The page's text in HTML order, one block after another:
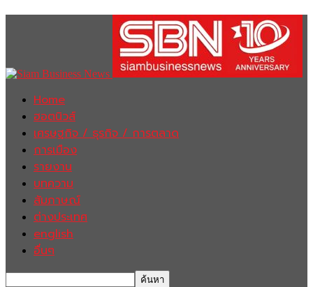
Home
ฮอตนิวส์
เศรษฐกิจ / ธุรกิจ / การตลาด
การเมือง
รายงาน
บทความ
สัมภาษณ์
ต่างประเทศ
english
อื่นๆ